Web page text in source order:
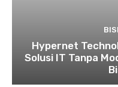
Hypernet
Solusi IT Tanpa